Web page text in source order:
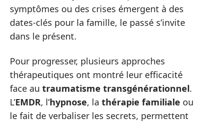
symptômes ou des crises émergent à des
dates-clés pour la famille, le passé s’invite
dans le présent.
Pour progresser, plusieurs approches
thérapeutiques ont montré leur efficacité
face au traumatisme transgénérationnel.
L’EMDR, l’hypnose, la thérapie familiale ou
le fait de verbaliser les secrets, permettent